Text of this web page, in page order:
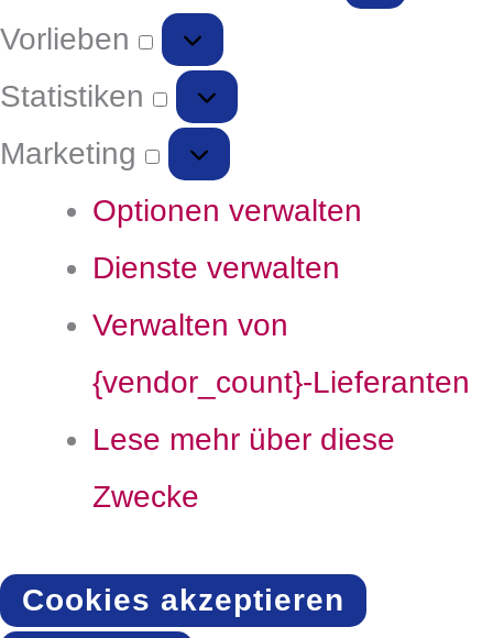
Vorlieben
Statistiken
Marketing
Optionen verwalten
Dienste verwalten
Verwalten von
{vendor_count}-Lieferanten
Lese mehr über diese
Zwecke
Cookies akzeptieren